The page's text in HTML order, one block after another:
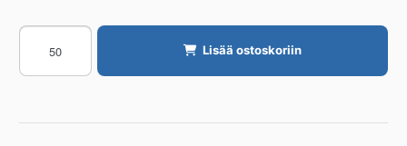
Salaojaputki
UPONOR
160/140
Lisää ostoskoriin